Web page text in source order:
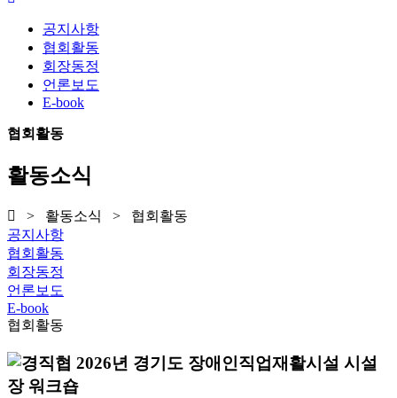
공지사항
협회활동
회장동정
언론보도
E-book
협회활동
활동소식
> 활동소식 > 협회활동
공지사항
협회활동
회장동정
언론보도
E-book
협회활동
2026년 경기도 장애인직업재활시설 시설
장 워크숍